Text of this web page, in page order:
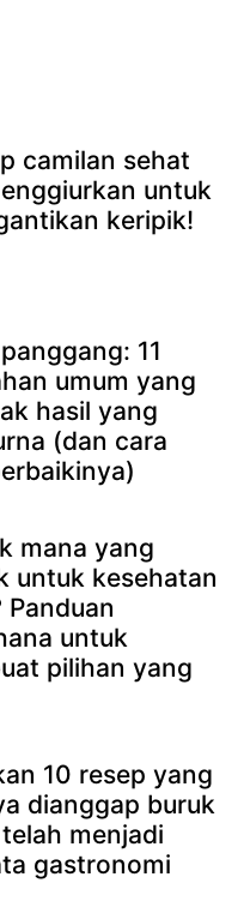
camilan sehat
untuk
keripik!
11
umum yang
hasil yang
(dan cara
mana yang
untuk kesehatan
Panduan
untuk
pilihan yang
10 resep yang
dianggap buruk
menjadi
gastronomi